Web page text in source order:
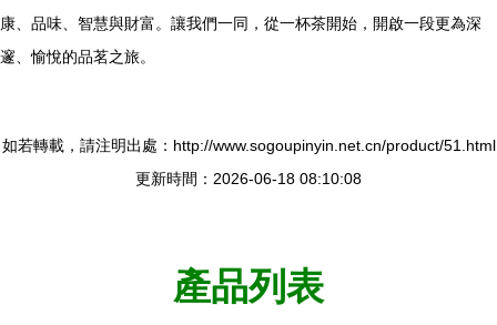
康、品味、智慧與財富。讓我們一同，從一杯茶開始，開啟一段更為深
邃、愉悅的品茗之旅。
如若轉載，請注明出處：http://www.sogoupinyin.net.cn/product/51.html
更新時間：2026-06-18 08:10:08
產品列表